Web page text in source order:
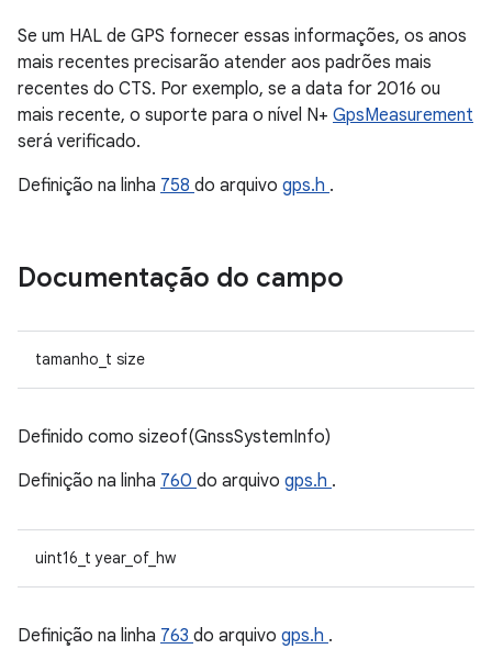
Se um HAL de GPS fornecer essas informações, os anos
mais recentes precisarão atender aos padrões mais
recentes do CTS. Por exemplo, se a data for 2016 ou
mais recente, o suporte para o nível N+ GpsMeasurement
será verificado.
Definição na linha 758 do arquivo gps.h .
Documentação do campo
tamanho_t size
Definido como sizeof(GnssSystemInfo)
Definição na linha 760 do arquivo gps.h .
uint16_t year_of_hw
Definição na linha 763 do arquivo gps.h .